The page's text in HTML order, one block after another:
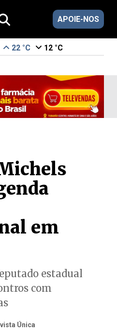
APOIE-NOS
22 °C 12 °C
em
estadual
com
Única